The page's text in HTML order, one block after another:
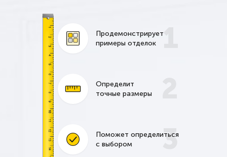
1
Продемонстрирует
примеры отделок
Определит
точные размеры
3
Поможет определиться
с выбором